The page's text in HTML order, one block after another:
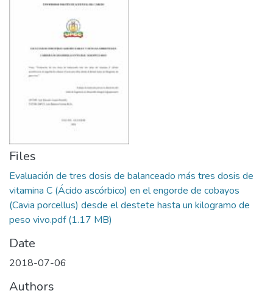
Files
Evaluación de tres dosis de balanceado más tres dosis de
vitamina C (Ácido ascórbico) en el engorde de cobayos
(Cavia porcellus) desde el destete hasta un kilogramo de
peso vivo.pdf(1.17 MB)
Date
2018-07-06
Authors